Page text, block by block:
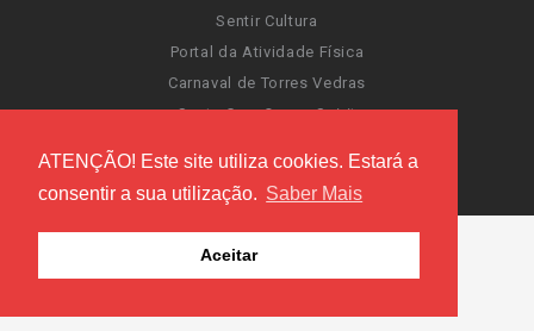
ATENÇÃO! Este site utiliza cookies. Estará a
consentir a sua utilização. Saber Mais
Aceitar
Sentir Cultura
Portal da Atividade Física
Carnaval de Torres Vedras
Santa Cruz Ocean Spirit